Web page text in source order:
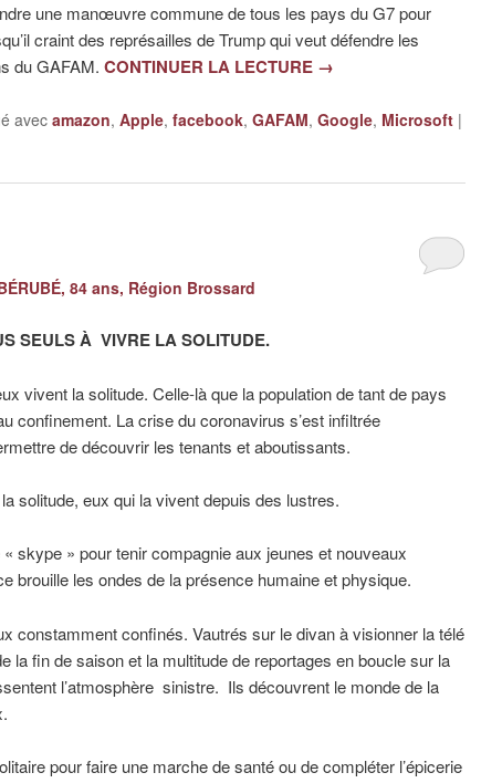
une manœuvre commune de tous les pays du G7 pour
craint des représailles de Trump qui veut défendre les
du GAFAM. CONTINUER LA LECTURE →
avec amazon, Apple, facebook, GAFAM, Google, Microsoft |
84 ans, Région Brossard
SEULS À VIVRE LA SOLITUDE.
vivent la solitude. Celle-là que la population de tant de pays
confinement. La crise du coronavirus s’est infiltrée
de découvrir les tenants et aboutissants.
solitude, eux qui la vivent depuis des lustres.
skype » pour tenir compagnie aux jeunes et nouveaux
brouille les ondes de la présence humaine et physique.
constamment confinés. Vautrés sur le divan à visionner la télé
la fin de saison et la multitude de reportages en boucle sur la
l’atmosphère sinistre. Ils découvrent le monde de la
pour faire une marche de santé ou de compléter l’épicerie